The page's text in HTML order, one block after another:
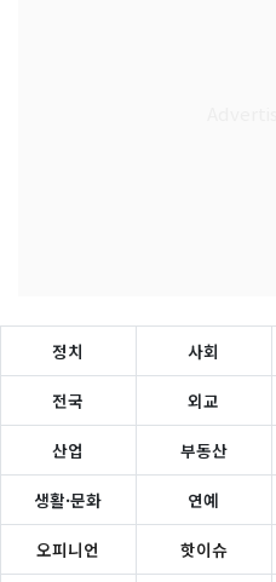
정치 사회
전국 외교
산업 부동산
생활·문화 연예
오피니언 핫이슈